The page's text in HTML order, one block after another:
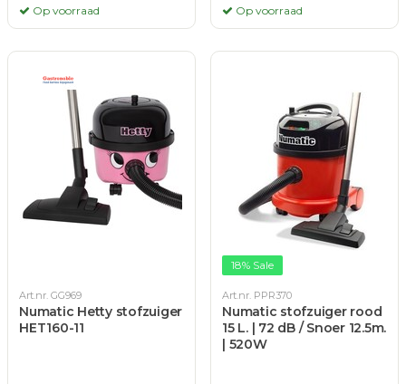
Op voorraad Op voorraad
Art.nr. GG969
Numatic Hetty stofzuiger
HET160-11
18% Sale
Art.nr. PPR370
Numatic stofzuiger rood
15 L. | 72 dB / Snoer 12.5m.
| 520W